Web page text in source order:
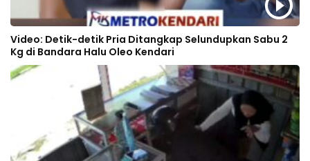
Video: Detik-detik Pria Ditangkap Selundupkan Sabu 2
Kg di Bandara Halu Oleo Kendari